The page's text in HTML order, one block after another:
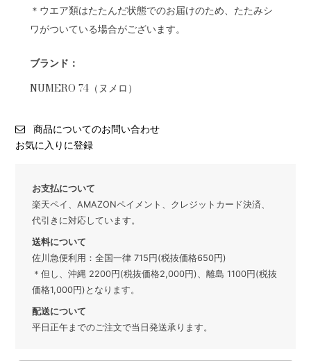
＊ウエア類はたたんだ状態でのお届けのため、たたみシ
ワがついている場合がございます。
ブランド：
NUMERO 74（ヌメロ）
商品についてのお問い合わせ
お気に入りに登録
お支払について
楽天ペイ、AMAZONペイメント、クレジットカード決済、
代引きに対応しています。
送料について
佐川急便利用：全国一律 715円(税抜価格650円)
＊但し、沖縄 2200円(税抜価格2,000円)、離島 1100円(税抜
価格1,000円)となります。
配送について
平日正午までのご注文で当日発送承ります。